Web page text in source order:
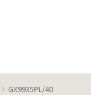
GX9935PL/40